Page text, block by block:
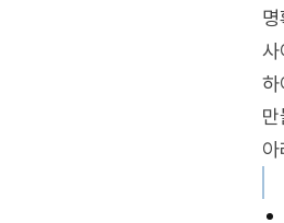
명
사
하